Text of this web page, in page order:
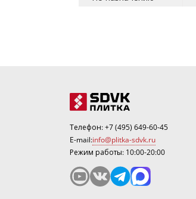
Телефон:+7 (495) 649-60-45
E-mail:info@plitka-sdvk.ru
Режим работы: 10:00-20:00